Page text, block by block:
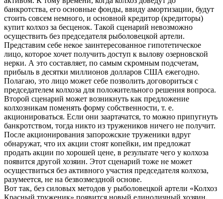
банкротства, его основные фонды, ввиду амортизации, будут
стоить совсем немного, и основной кредитор (кредиторы)
купит колхоз за бесценок. Такой сценарий невозможно
осуществить без председателя рыболовецкой артели.
Представим себе некое заинтересованное гипотетическое
лицо, которое хочет получить доступ к вылову озерновской
нерки. А это составляет, по самым скромным подсчетам,
прибыль в десятки миллионов долларов США ежегодно.
Полагаю, это лицо может себе позволить договориться с
председателем колхоза для положительного решения вопроса.
Второй сценарий может возникнуть как предложение
колхозникам поменять форму собственности, т. е.
акционироваться. Если они заартачатся, то можно припугнуть
банкротством, тогда никто из тружеников ничего не получит.
После акционирования запорожские труженики вдруг
обнаружат, что их акции стоят копейки, им предложат
продать акции по хорошей цене, в результате чего у колхоза
появится другой хозяин. Этот сценарий тоже не может
осуществиться без активного участия председателя колхоза,
разумеется, не на безвозмездной основе.
Вот так, без силовых методов у рыболовецкой артели «Колхоз
Красный труженик» появится новый единоличный хозяин.